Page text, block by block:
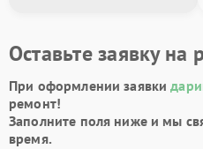
Оставьте заявку на
При оформлении заявки
ремонт!
Заполните поля ниже и мы
время.